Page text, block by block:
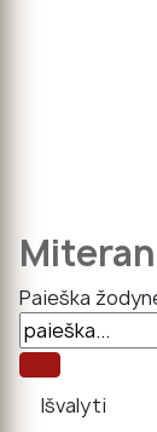
Paieška